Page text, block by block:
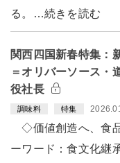
る。…続きを読む
関西四国新春特集：
＝オリバーソース・
役社長
調味料 特集
◇価値創造へ、食
ーワード：食文化